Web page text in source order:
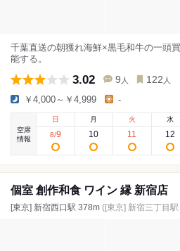
千葉直送の朝獲れ海鮮×黒毛和牛の一頭
能する。
3.02 9 人 122 人
￥4,000～￥4,999 -
空席
情報
日
8/9
月
10
火
11
水
12
個室 創作和食 ワイン 縁 新宿店
[東京] 新宿西口駅 378m ([東京] 新宿三丁目